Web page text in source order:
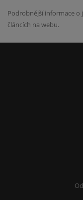
Podrobnější informace o
článcích na webu.